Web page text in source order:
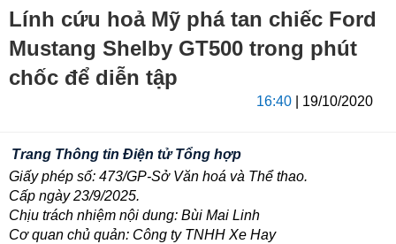
Lính cứu hoả Mỹ phá tan chiếc Ford
Mustang Shelby GT500 trong phút
chốc để diễn tập
16:40 | 19/10/2020
Trang Thông tin Điện tử Tổng hợp
Giấy phép số: 473/GP-Sở Văn hoá và Thể thao.
Cấp ngày 23/9/2025.
Chịu trách nhiệm nội dung: Bùi Mai Linh
Cơ quan chủ quản: Công ty TNHH Xe Hay